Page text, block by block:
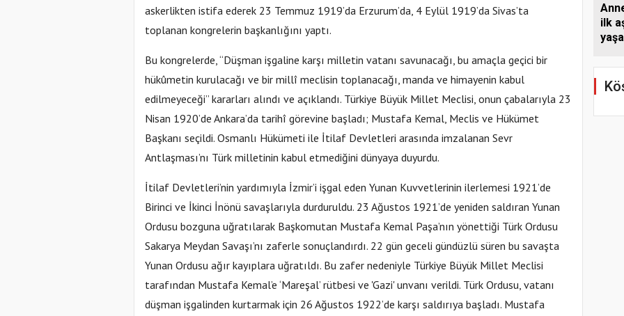
askerlikten istifa ederek 23 Temmuz 1919’da Erzurum’da, 4 Eylül 1919’da Sivas’ta
toplanan kongrelerin başkanlığını yaptı.
Bu kongrelerde, “Düşman işgaline karşı milletin vatanı savunacağı, bu amaçla geçici bir
hükûmetin kurulacağı ve bir millî meclisin toplanacağı, manda ve himayenin kabul
edilmeyeceği” kararları alındı ve açıklandı. Türkiye Büyük Millet Meclisi, onun çabalarıyla 23
Nisan 1920’de Ankara’da tarihî görevine başladı; Mustafa Kemal, Meclis ve Hükümet
Başkanı seçildi. Osmanlı Hükümeti ile İtilaf Devletleri arasında imzalanan Sevr
Antlaşması’nı Türk milletinin kabul etmediğini dünyaya duyurdu.
İtilaf Devletleri’nin yardımıyla İzmir’i işgal eden Yunan Kuvvetlerinin ilerlemesi 1921’de
Birinci ve İkinci İnönü savaşlarıyla durduruldu. 23 Ağustos 1921’de yeniden saldıran Yunan
Ordusu bozguna uğratılarak Başkomutan Mustafa Kemal Paşa’nın yönettiği Türk Ordusu
Sakarya Meydan Savaşı’nı zaferle sonuçlandırdı. 22 gün geceli gündüzlü süren bu savaşta
Yunan Ordusu ağır kayıplara uğratıldı. Bu zafer nedeniyle Türkiye Büyük Millet Meclisi
tarafından Mustafa Kemal’e ‘Mareşal’ rütbesi ve 'Gazi' unvanı verildi. Türk Ordusu, vatanı
düşman işgalinden kurtarmak için 26 Ağustos 1922’de karşı saldırıya başladı. Mustafa
ilk